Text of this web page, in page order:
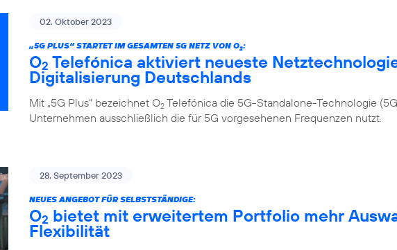
02. Oktober 2023
„5G PLUS“ STARTET IM GESAMTEN 5G NETZ VON O2:
O2 Telefónica aktiviert neueste
Digitalisierung Deutschlands
Mit „5G Plus“ bezeichnet O2 Telefónica die 5G-Standalone-Technologie
Unternehmen ausschließlich die für 5G vorgesehenen Frequenzen nutzt.
28. September 2023
NEUES ANGEBOT FÜR SELBSTSTÄNDIGE:
O2 bietet mit erweitertem Portfolio mehr
Flexibilität